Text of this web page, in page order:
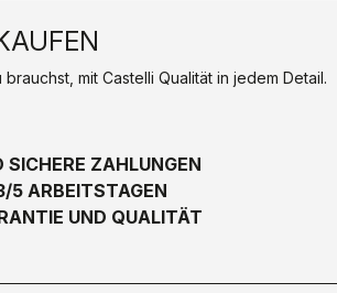
mit Castelli Qualität in jedem Detail.
SICHERE ZAHLUNGEN
5 ARBEITSTAGEN
UND QUALITÄT